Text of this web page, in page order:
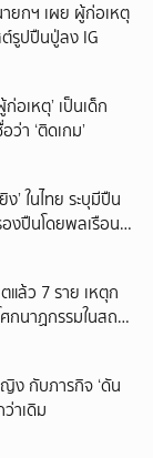
ายกฯ เผย ผู้ก่อเหตุ
ต์รูปปืนปู่ลง IG
อเหตุ’ เป็นเด็ก
ว่า ‘ติดเกม’
’ ในไทย ระบุมีปืน
งปืนโดยพลเรือน
แล้ว 7 ราย เหตุก
กนาฏกรรมในสถาน
ง กับภารกิจ ‘ดัน
าเดิม